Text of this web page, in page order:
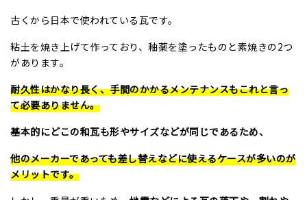
古くから日本で使われている瓦です。
粘土を焼き上げて作っており、釉薬を塗ったものと素焼きの2つ
があります。
耐久性はかなり長く、手間のかかるメンテナンスもこれと言っ
て必要ありません。
基本的にどこの和瓦も形やサイズなどが同じであるため、
他のメーカーであっても差し替えなどに使えるケースが多いのが
メリットです。